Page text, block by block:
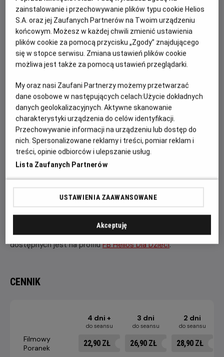
Szalony ślub
Skaczący spychacz
Żart Spychacza
Czas trwania pokazów: 55 minut
Bob Budowniczyto animowany serial dla dzieci. Jego
to Bob Budowniczy oraz jego przyjaciele: koparka,
betoniarka, buldożer, walec i dźwig. Bohaterowie: ludzie i
maszyny – darzą się wzajemnym szacunkiem
udowadniając, że współpraca i pozytywne podejście
pozwalają rozwiązać każdy problem.
Projekcję Filmowych Poranków poprzedzają konkursy
i zabawy na sali kinowej.
Zapraszamy również na kolejneFilmowe Poranki w dniu
12 lipca o godzinie 10:30 !Tym razem zaprezentujemy
zestaw filmów„Świnka Peppa", cz. 3.
Więcej aktualności, konkursów i relacji fotograficznych
dostępnych jest na profiluFB Helios Dla Dzieci.
CENNIK
4 dni +
do seansu
3 dni
do seansu
2 dni
do seansu
Filmowy
Poranek
22,90 ZŁ 26,90 ZŁ 28,90 ZŁ
zainstalowanie i przechowywanie plików typu cookie Helios
S.A. oraz jej Zaufanych Partnerów na Twoim urządzeniu
końcowym. Możesz w każdej chwili zmienić ustawienia
plików cookie za pomocą przycisku „Zgody” znajdującego
się w stopce serwisu. Zmiana ustawień plików cookie
możliwa jest także za pomocą ustawień przeglądarki.
My oraz nasi Zaufani Partnerzy możemy przetwarzać
dane osobowe w następujących celach:Użycie dokładnych
danych geolokalizacyjnych. Aktywne skanowanie
charakterystyki urządzenia do celów identyfikacji.
Przechowywanie informacji na urządzeniu lub dostęp do
nich. Spersonalizowane reklamy i treści, pomiar reklam i
treści, opinie odbiorców i ulepszanie usług.
Lista Zaufanych Partnerów
USTAWIENIA ZAAWANSOWANE
Akceptuję